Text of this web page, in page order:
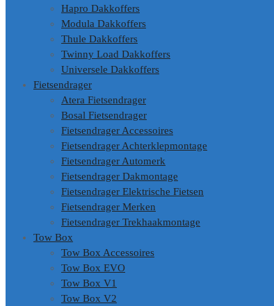
Hapro Dakkoffers
Modula Dakkoffers
Thule Dakkoffers
Twinny Load Dakkoffers
Universele Dakkoffers
Fietsendrager
Atera Fietsendrager
Bosal Fietsendrager
Fietsendrager Accessoires
Fietsendrager Achterklepmontage
Fietsendrager Automerk
Fietsendrager Dakmontage
Fietsendrager Elektrische Fietsen
Fietsendrager Merken
Fietsendrager Trekhaakmontage
Tow Box
Tow Box Accessoires
Tow Box EVO
Tow Box V1
Tow Box V2